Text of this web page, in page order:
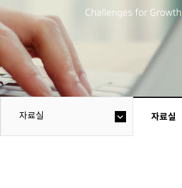
Challenges for Growth
자료실 자료실